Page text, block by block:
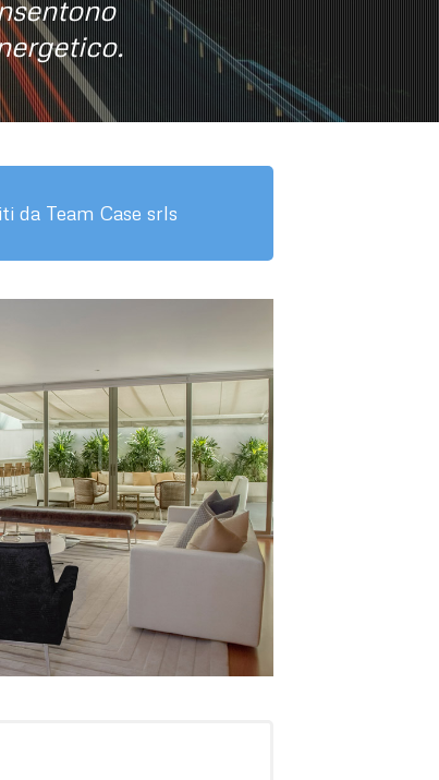
da Team Case srls